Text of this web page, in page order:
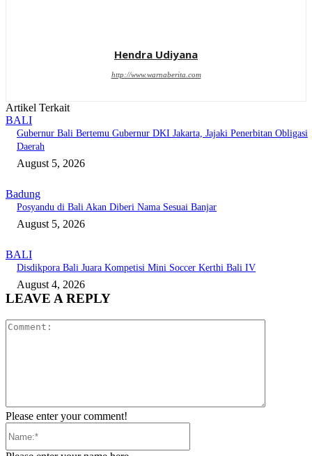
Hendra Udiyana
http://www.warnaberita.com
Artikel Terkait
BALI
Gubernur Bali Bertemu Gubernur DKI Jakarta, Jajaki Penerbitan Obligasi
Daerah
August 5, 2026
Badung
Posyandu di Bali Akan Diberi Nama Sesuai Banjar
August 5, 2026
BALI
Disdikpora Bali Juara Kompetisi Mini Soccer Kerthi Bali IV
August 4, 2026
LEAVE A REPLY
Please enter your comment!